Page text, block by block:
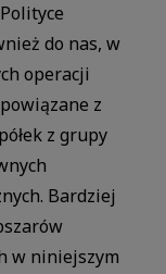
do nas, w
operacji
z
z grupy
Bardziej
w niniejszym